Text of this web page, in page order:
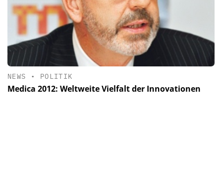
NEWS • POLITIK
Medica 2012: Weltweite Vielfalt der Innovationen